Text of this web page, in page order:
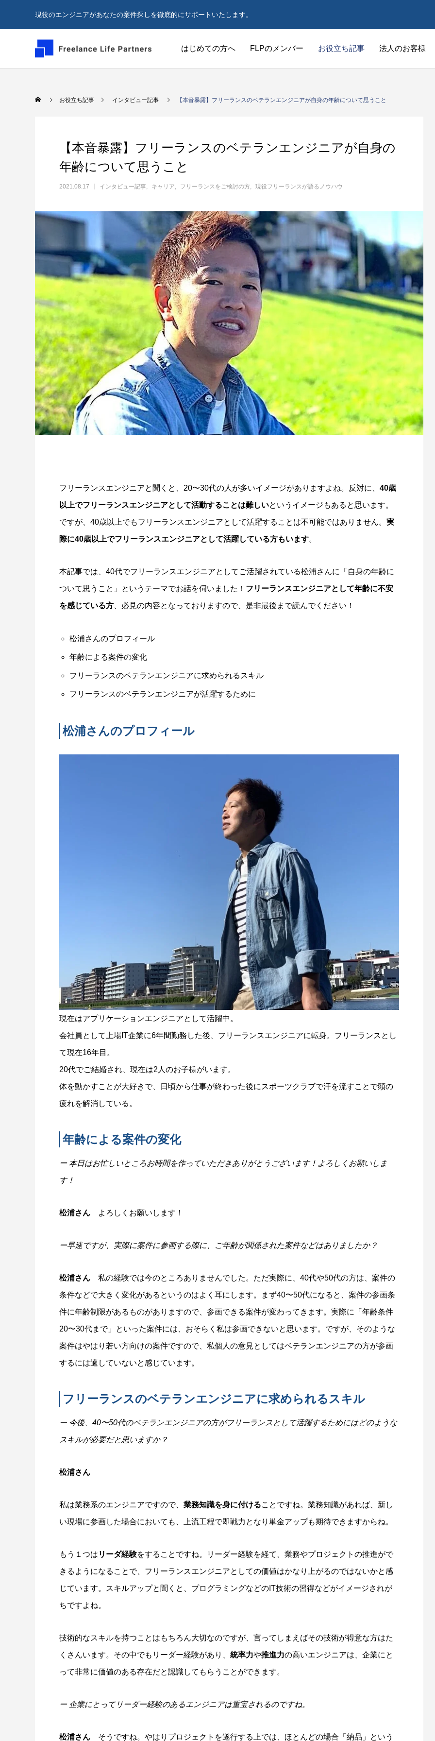
現役のエンジニアがあなたの案件探しを徹底的にサポートいたします。
はじめての方へ FLPのメンバー お役立ち記事 法人のお客様
うと簡単！| 案件獲得までのステップや選
遣との兼業について解説！単価はご相談を
2022.03.11
仕事内容の将来性も解説
2022.03.11
【徹底解説】複数のフリーランスエージェ
ントを利用した方が良い理由
2022.01.08
【プロが教える】フリーランスエージェン
トの比較方法
2021.12.28
【個人事業主は終了】インボイス
らないとヤバい！
2021.12.24
【実話】フリーランスエンジニアが住宅ロ
ーンを組んだ話
2022.01.19
【家族を幸せにする！】フリーランスエン
ジニアになり結婚生活を守る
2022.01.17
【大変なイメージを払拭】フリー
ンジニアの案件獲得ってこんなに
お役立ち記事 インタビュー記事 【本音暴露】フリーランスのベテランエンジニアが自身の年齢について思うこと
【本音暴露】フリーランスのベテランエンジニアが自身の
年齢について思うこと
2021.08.17 インタビュー記事 キャリア フリーランスをご検討の方 現役フリーランスが語るノウハウ
フリーランスエンジニアと聞くと、20〜30代の人が多いイメージがありますよね。反対に、 40歳
以上でフリーランスエンジニアとして活動することは難しいというイメージもあると思います。
ですが、40歳以上でもフリーランスエンジニアとして活躍することは不可能ではありません。 実
際に40歳以上でフリーランスエンジニアとして活躍している方もいます。
本記事では、40代でフリーランスエンジニアとしてご活躍されている松浦さんに「自身の年齢に
ついて思うこと」というテーマでお話を伺いました！ フリーランスエンジニアとして年齢に不安
を感じている方 、必見の内容となっておりますので、是非最後まで読んでください！
松浦さんのプロフィール
年齢による案件の変化
フリーランスのベテランエンジニアに求められるスキル
フリーランスのベテランエンジニアが活躍するために
松浦さんのプロフィール
現在はアプリケーションエンジニアとして活躍中。
会社員として上場IT企業に6年間勤務した後、フリーランスエンジニアに転身。フリーランスとし
て現在16年目。
20代でご結婚され、現在は2人のお子様がいます。
体を動かすことが大好きで、日頃から仕事が終わった後にスポーツクラブで汗を流すことで頭の
疲れを解消している。
年齢による案件の変化
ー 本日はお忙しいところお時間を作っていただきありがとうございます！よろしくお願いしま
す！
松浦さん よろしくお願いします！
ー早速ですが、 実際に案件に参画する際に、ご年齢が関係された案件などはありましたか？
松浦さん 私の経験では今のところありませんでした。ただ実際に、40代や50代の方は、案件の
条件などで大きく変化があるというのはよく耳にします。まず40〜50代になると、案件の参画条
件に年齢制限があるものがありますので、参画できる案件が変わってきます。実際に「年齢条件
20〜30代まで」といった案件には、おそらく私は参画できないと思います。ですが、そのような
案件はやはり若い方向けの案件ですので、私個人の意見としてはベテランエンジニアの方が参画
するには適していないと感じています。
フリーランスのベテランエンジニアに求められるスキル
ー 今後、40〜50代のベテランエンジニアの方がフリーランスとして活躍するためにはどのような
スキルが必要だと思いますか？
松浦さん
私は業務系のエンジニアですので、 業務知識を身に付けることですね。業務知識があれば、新し
い現場に参画した場合においても、上流工程で即戦力となり単金アップも期待できますからね。
もう１つは リーダ経験をすることですね。リーダー経験を経て、業務やプロジェクトの推進がで
きるようになることで、フリーランスエンジニアとしての価値はかなり上がるのではないかと感
じています。スキルアップと聞くと、プログラミングなどのIT技術の習得などがイメージされが
ちですよね。
技術的なスキルを持つことはもちろん大切なのですが、言ってしまえばその技術が得意な方はた
くさんいます。その中でもリーダー経験があり、 統率力や推進力の高いエンジニアは、企業にと
って非常に価値のある存在だと認識してもらうことができます。
ー 企業にとってリーダー経験のあるエンジニアは重宝されるのですね。
松浦さん そうですね。やはりプロジェクトを遂行する上では、ほとんどの場合「納品」という